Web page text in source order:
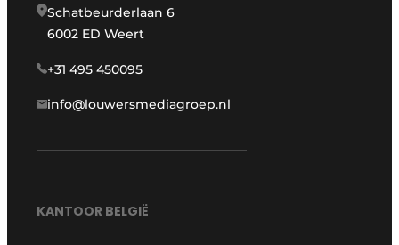
Schatbeurderlaan 6
6002 ED Weert
+31 495 450095
info@louwersmediagroep.nl
KANTOOR BELGIË